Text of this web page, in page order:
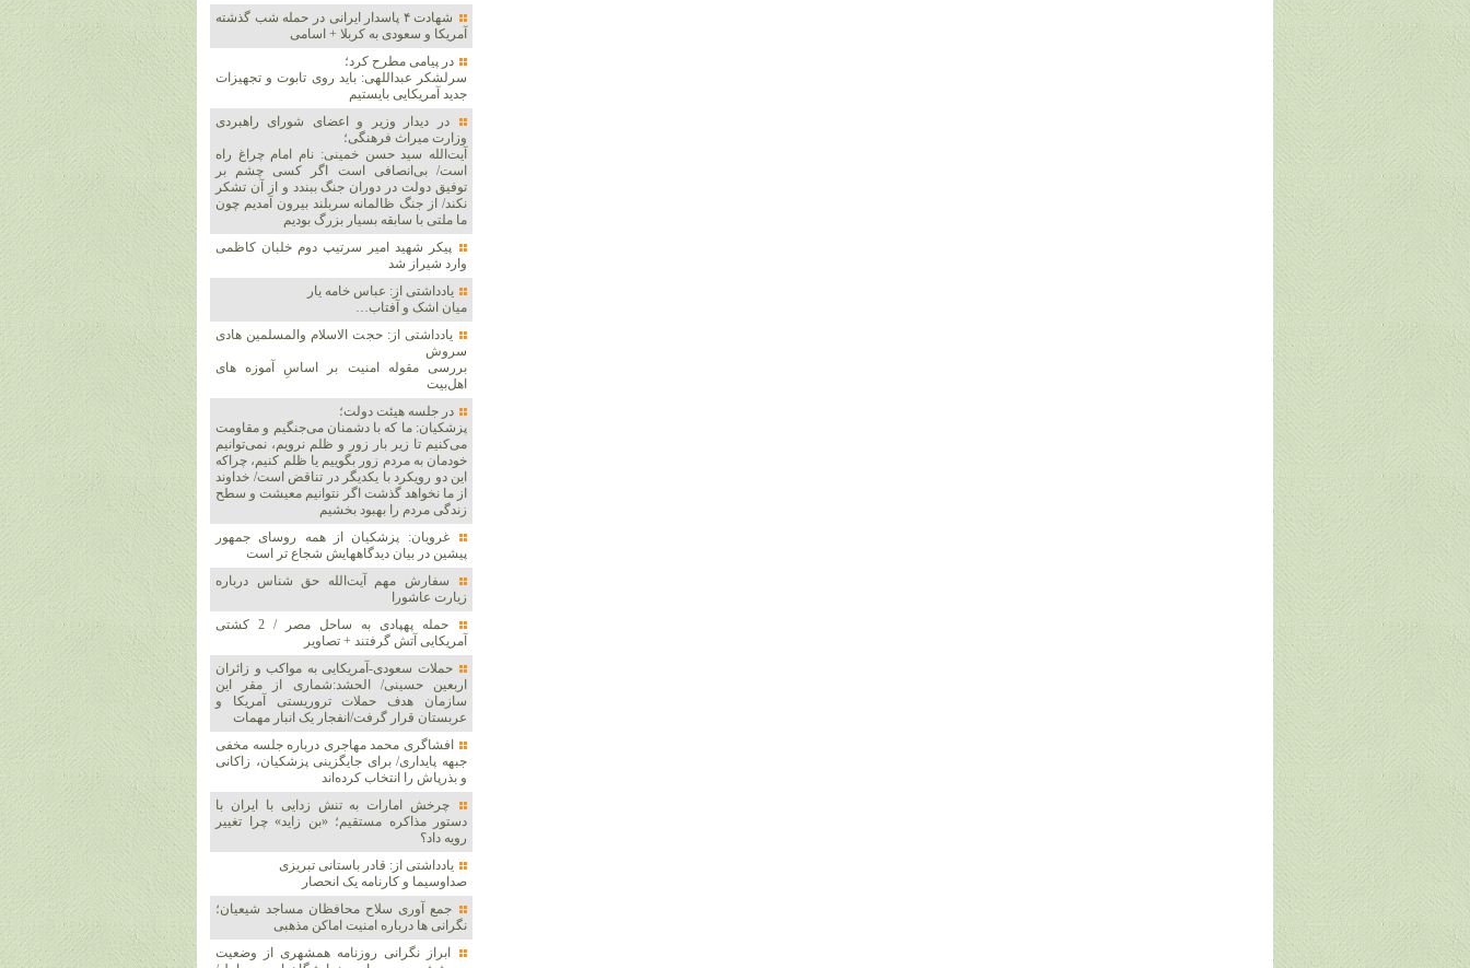
شهادت ۴ پاسدار ایرانی در حمله شب گذشته
آمریکا و سعودی به کربلا + اسامی
در پیامی مطرح کرد؛
سرلشکر عبداللهی: باید روی تابوت و تجهیزات
جدید آمریکایی بایستیم
در دیدار وزیر و اعضای شورای راهبردی
وزارت‌ میراث فرهنگی؛
آیت‌الله سید حسن خمینی: نام امام چراغ راه
است/ بی‌انصافی است‌ اگر کسی چشم بر
توفیق دولت‌ در دوران جنگ ببندد و از آن تشکر
نکند/ از جنگ ظالمانه سربلند بیرون آمدیم چون
ما ملتی با سابقه بسیار بزرگ بودیم
پیکر شهید امیر سرتیپ دوم خلبان کاظمی
وارد شیراز شد
یادداشتی از: عباس خامه یار
میان اشک و آفتاب…
یادداشتی از: حجت الاسلام والمسلمین هادی
سروش
بررسی مقوله امنیت بر اساسِ آموزه های
اهل‌بیت
در جلسه هیئت دولت؛
پزشکیان: ما که با دشمنان می‌جنگیم و مقاومت
می‌کنیم تا زیر بار زور و ظلم نرویم، نمی‌توانیم
خودمان به مردم زور بگوییم یا ظلم کنیم، چراکه
این دو رویکرد با یکدیگر در تناقض است/ خداوند
از ما نخواهد گذشت اگر نتوانیم معیشت و سطح
زندگی مردم را بهبود بخشیم
غرویان: پزشکیان از همه روسای جمهور
پیشین در بیان دیدگاههایش شجاع تر است
سفارش مهم آیت‌الله حق شناس درباره
زیارت عاشورا
حمله پهپادی به ساحل مصر / 2 کشتی
آمریکایی آتش گرفتند + تصاویر
حملات سعودی-آمریکایی به مواکب و زائران
اربعین حسینی/ الحشد:شماری از مقر این
سازمان هدف حملات تروریستی آمریکا و
عربستان قرار گرفت/انفجار یک انبار مهمات
افشاگری محمد مهاجری درباره جلسه مخفی
جبهه پایداری/ برای جایگزینی پزشکیان، زاکانی
و بذرپاش را انتخاب کرده‌اند
چرخش امارات به تنش زدایی با ایران با
دستور مذاکره مستقیم؛ «بن زاید» چرا تغییر
رویه داد؟
یادداشتی از: قادر باستانی تبریزی
صداوسیما و کارنامه یک انحصار
جمع آوری سلاح محافظان مساجد شیعیان؛
نگرانی ها درباره امنیت اماکن مذهبی
ابراز نگرانی روزنامه همشهری از وضعیت